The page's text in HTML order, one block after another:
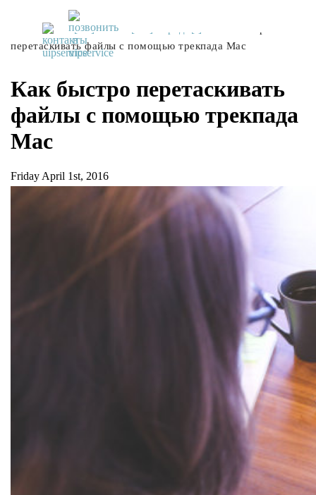
UiPservice »[:ru]Советы[:ua]Поради[:]
перетаскивать файлы с помощью трекпада Mac
Как быстро перетаскивать
файлы с помощью трекпада
Mac
Friday April 1st, 2016